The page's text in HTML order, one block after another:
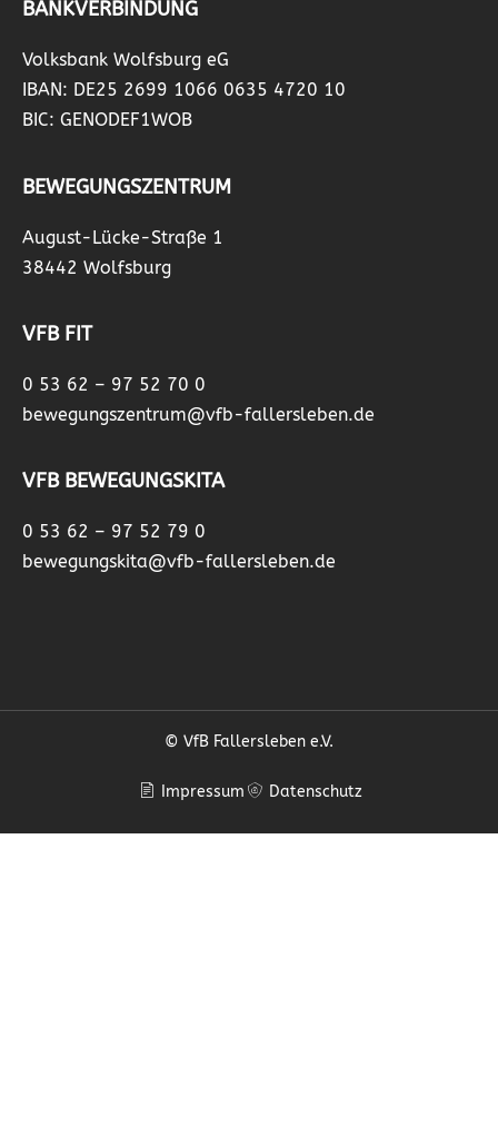
BANKVERBINDUNG
Volksbank Wolfsburg eG
IBAN: DE25 2699 1066 0635 4720 10
BIC: GENODEF1WOB
BEWEGUNGSZENTRUM
August-Lücke-Straße 1
38442 Wolfsburg
VFB FIT
0 53 62 – 97 52 70 0
bewegungszentrum@vfb-fallersleben.de
VFB BEWEGUNGSKITA
0 53 62 – 97 52 79 0
bewegungskita@vfb-fallersleben.de
© VfB Fallersleben e.V.
Impressum Datenschutz